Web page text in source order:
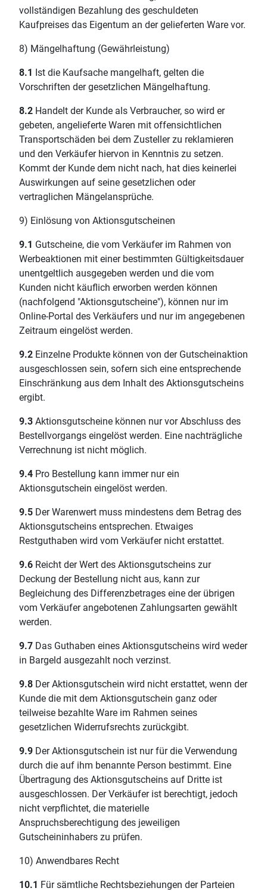
vollständigen Bezahlung des geschuldeten
Kaufpreises das Eigentum an der gelieferten Ware vor.
8) Mängelhaftung (Gewährleistung)
8.1 Ist die Kaufsache mangelhaft, gelten die
Vorschriften der gesetzlichen Mängelhaftung.
8.2 Handelt der Kunde als Verbraucher, so wird er
gebeten, angelieferte Waren mit offensichtlichen
Transportschäden bei dem Zusteller zu reklamieren
und den Verkäufer hiervon in Kenntnis zu setzen.
Kommt der Kunde dem nicht nach, hat dies keinerlei
Auswirkungen auf seine gesetzlichen oder
vertraglichen Mängelansprüche.
9) Einlösung von Aktionsgutscheinen
9.1 Gutscheine, die vom Verkäufer im Rahmen von
Werbeaktionen mit einer bestimmten Gültigkeitsdauer
unentgeltlich ausgegeben werden und die vom
Kunden nicht käuflich erworben werden können
(nachfolgend "Aktionsgutscheine"), können nur im
Online-Portal des Verkäufers und nur im angegebenen
Zeitraum eingelöst werden.
9.2 Einzelne Produkte können von der Gutscheinaktion
ausgeschlossen sein, sofern sich eine entsprechende
Einschränkung aus dem Inhalt des Aktionsgutscheins
ergibt.
9.3 Aktionsgutscheine können nur vor Abschluss des
Bestellvorgangs eingelöst werden. Eine nachträgliche
Verrechnung ist nicht möglich.
9.4 Pro Bestellung kann immer nur ein
Aktionsgutschein eingelöst werden.
9.5 Der Warenwert muss mindestens dem Betrag des
Aktionsgutscheins entsprechen. Etwaiges
Restguthaben wird vom Verkäufer nicht erstattet.
9.6 Reicht der Wert des Aktionsgutscheins zur
Deckung der Bestellung nicht aus, kann zur
Begleichung des Differenzbetrages eine der übrigen
vom Verkäufer angebotenen Zahlungsarten gewählt
werden.
9.7 Das Guthaben eines Aktionsgutscheins wird weder
in Bargeld ausgezahlt noch verzinst.
9.8 Der Aktionsgutschein wird nicht erstattet, wenn der
Kunde die mit dem Aktionsgutschein ganz oder
teilweise bezahlte Ware im Rahmen seines
gesetzlichen Widerrufsrechts zurückgibt.
9.9 Der Aktionsgutschein ist nur für die Verwendung
durch die auf ihm benannte Person bestimmt. Eine
Übertragung des Aktionsgutscheins auf Dritte ist
ausgeschlossen. Der Verkäufer ist berechtigt, jedoch
nicht verpflichtet, die materielle
Anspruchsberechtigung des jeweiligen
Gutscheininhabers zu prüfen.
10) Anwendbares Recht
10.1 Für sämtliche Rechtsbeziehungen der Parteien